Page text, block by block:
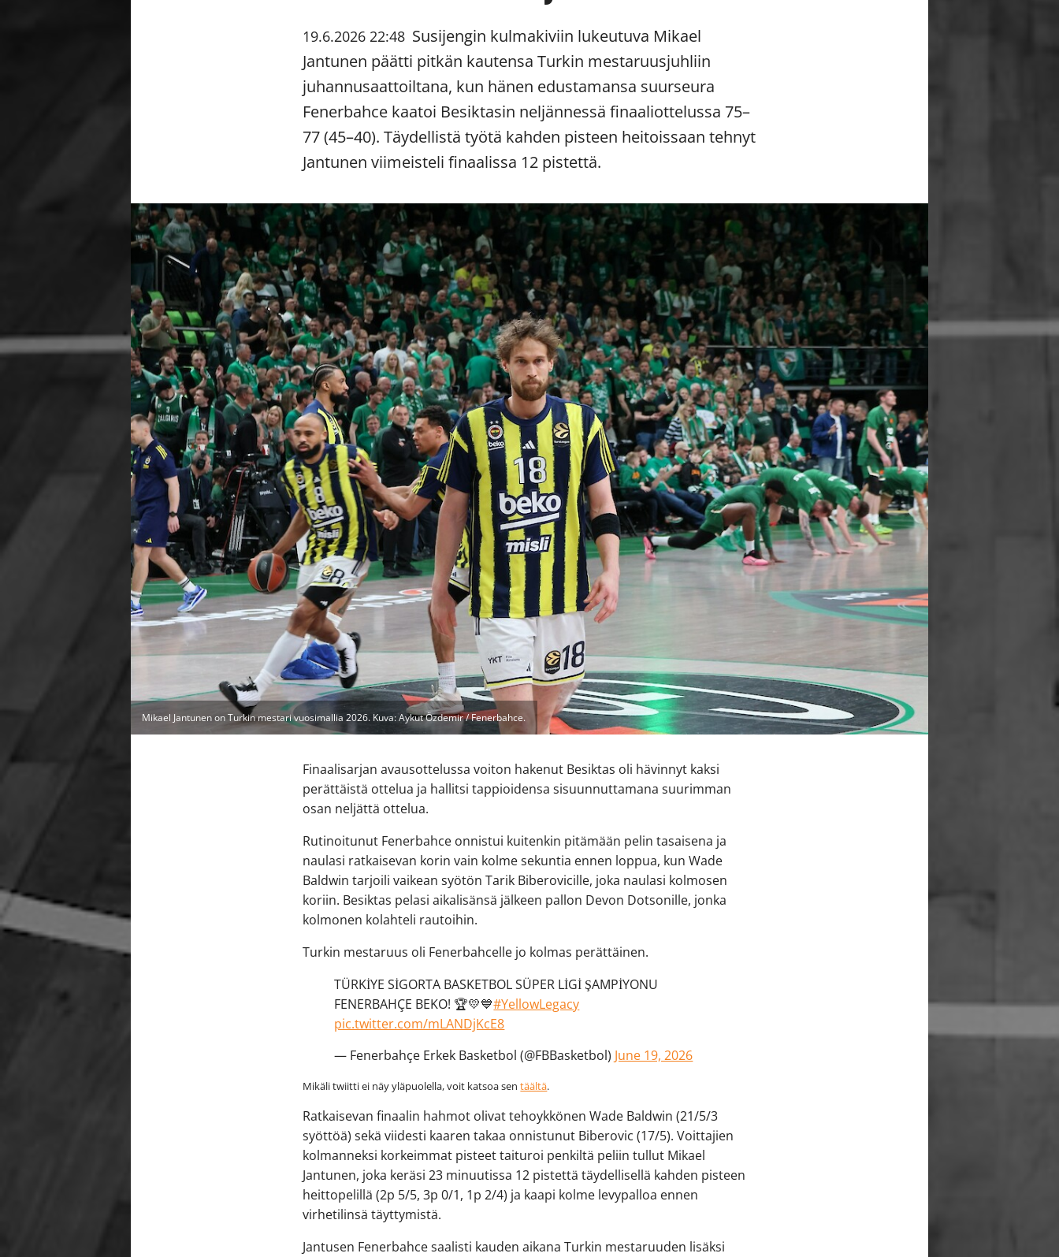
19.6.2026 22:48 Susijengin kulmakiviin lukeutuva Mikael
Jantunen päätti pitkän kautensa Turkin mestaruusjuhliin
juhannusaattoiltana, kun hänen edustamansa suurseura
Fenerbahce kaatoi Besiktasin neljännessä finaaliottelussa 75–
77 (45–40). Täydellistä työtä kahden pisteen heitoissaan tehnyt
Jantunen viimeisteli finaalissa 12 pistettä.
Mikael Jantunen on Turkin mestari vuosimallia 2026. Kuva: Aykut Özdemir / Fenerbahce.
Finaalisarjan avausottelussa voiton hakenut Besiktas oli hävinnyt kaksi
perättäistä ottelua ja hallitsi tappioidensa sisuunnuttamana suurimman
osan neljättä ottelua.
Rutinoitunut Fenerbahce onnistui kuitenkin pitämään pelin tasaisena ja
naulasi ratkaisevan korin vain kolme sekuntia ennen loppua, kun Wade
Baldwin tarjoili vaikean syötön Tarik Biberovicille, joka naulasi kolmosen
koriin. Besiktas pelasi aikalisänsä jälkeen pallon Devon Dotsonille, jonka
kolmonen kolahteli rautoihin.
Turkin mestaruus oli Fenerbahcelle jo kolmas perättäinen.
TÜRKİYE SİGORTA BASKETBOL SÜPER LİGİ ŞAMPİYONU
FENERBAHÇE BEKO! 🏆💛💙#YellowLegacy
pic.twitter.com/mLANDjKcE8
— Fenerbahçe Erkek Basketbol (@FBBasketbol) June 19, 2026
Mikäli twiitti ei näy yläpuolella, voit katsoa sentäältä.
Ratkaisevan finaalin hahmot olivat tehoykkönen Wade Baldwin (21/5/3
syöttöä) sekä viidesti kaaren takaa onnistunut Biberovic (17/5). Voittajien
kolmanneksi korkeimmat pisteet taituroi penkiltä peliin tullut Mikael
Jantunen, joka keräsi 23 minuutissa 12 pistettä täydellisellä kahden pisteen
heittopelillä (2p 5/5, 3p 0/1, 1p 2/4) ja kaapi kolme levypalloa ennen
virhetilinsä täyttymistä.
Jantusen Fenerbahce saalisti kauden aikana Turkin mestaruuden lisäksi